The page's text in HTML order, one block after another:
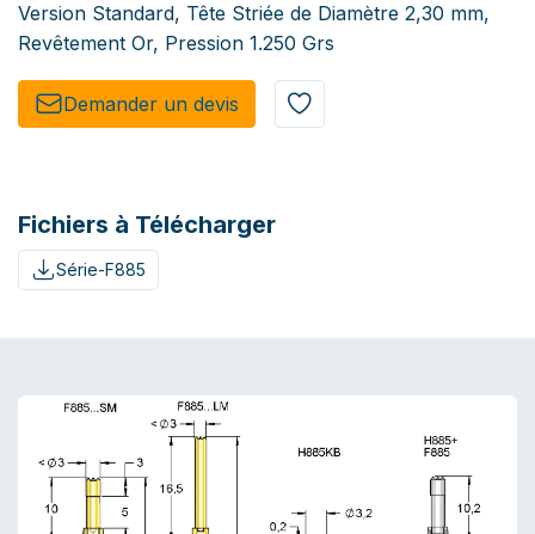
Version Standard, Tête Striée de Diamètre 2,30 mm,
Revêtement Or, Pression 1.250 Grs
Demander un de​​vis​​
Fichiers à Télécharger
Série-F885